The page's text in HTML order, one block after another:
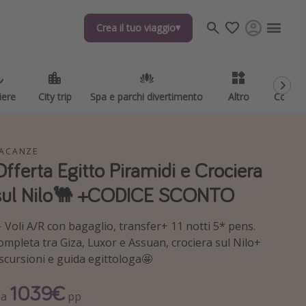
Crea il tuo viaggio
City trip Spa e parchi divertimento Altro Codici
Crea il tuo viaggio
City trip Spa e parchi divertimento Altro Codici
Egitto Piramidi e Crociera
Nilo🐫 +CODICE SCONTO
Voli A/R con bagaglio, transfer+ 11 notti 5* pens.
tra Giza, Luxor e Assuan, crociera sul Nilo+
e guida egittologa🤩
1039€ pp